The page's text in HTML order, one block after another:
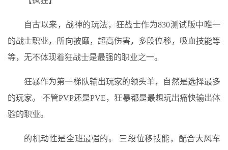
自古以来，战神的玩法，狂战士作为830测试版中唯一
的战士职业，所向披靡，超高伤害，多段位移，吸血技能等
等，无不体现着狂战士是最强的职业之一。
狂暴作为第一梯队输出玩家的领头羊，自然是选择最多
的玩家。 不管PVP还是PVE，狂暴都是最想玩出痛快输出体
验的职业。
的机动性是全班最强的。 三段位移技能，配合大风车